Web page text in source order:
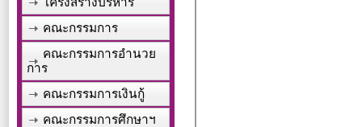
คณะกรรมการ
คณะกรรมการอำนวย
การ
คณะกรรมการเงินกู้
คณะกรรมการศึกษาฯ